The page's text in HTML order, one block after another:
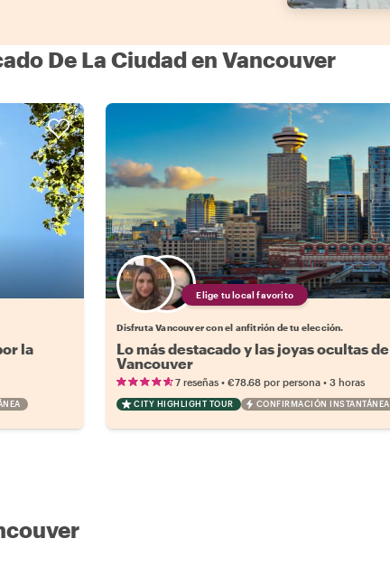
De La Ciudad en Vancouver
la
Elige tu local favorito
Disfruta Vancouver con el anfitrión de tu elección.
Lo más destacado y las joyas ocultas de
Vancouver
7 reseñas •€78.68 por persona •3 horas
CITY HIGHLIGHT TOUR CONFIRMACIÓN INSTANTÁNEA